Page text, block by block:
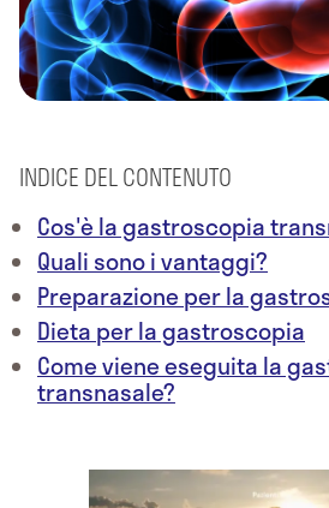
INDICE DEL CONTENUTO
Cos'è la gastroscopia
Quali sono i vantaggi?
Preparazione per la
Dieta per la gastroscopia
Come viene eseguita la
transnasale?